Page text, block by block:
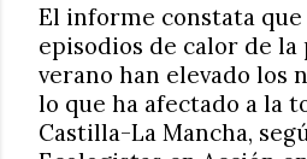
El informe constata
episodios de calor de la
verano han elevado los
lo que ha afectado a la
Castilla-La Mancha,